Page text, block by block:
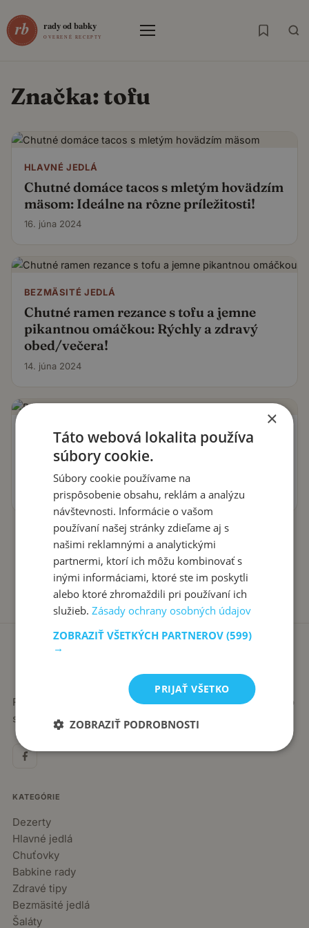
Menu
Značka:tofu
HLAVNÉ JEDLÁ
Chutné domáce tacos s mletým hovädzím
mäsom: Ideálne na rôzne príležitosti!
16. júna 2024
BEZMÄSITÉ JEDLÁ
Chutné ramen rezance s tofu a jemne
pikantnou omáčkou: Rýchly a zdravý
obed/večera!
14. júna 2024
HLAVNÉ JEDLÁ
Rýchle a chutné jarné rolky: Vychutnajte
si ázijskú kuchyňu doma za pár minút!
7. júna 2024
Recepty píše babka Stanka. Jednoduché, poctivé jedlá zo
slovenskej kuchyne, ktoré sa vždy podaria.
KATEGÓRIE
Dezerty
Hlavné jedlá
Chuťovky
Babkine rady
Zdravé tipy
Bezmäsité jedlá
Šaláty
×
Táto webová lokalita používa
súbory cookie.
Súbory cookie používame na
prispôsobenie obsahu, reklám a analýzu
návštevnosti. Informácie o vašom
používaní našej stránky zdieľame aj s
našimi reklamnými a analytickými
partnermi, ktorí ich môžu kombinovať s
inými informáciami, ktoré ste im poskytli
alebo ktoré zhromaždili pri používaní ich
služieb.Zásady ochrany osobných údajov
ZOBRAZIŤ VŠETKÝCH PARTNEROV(599)
→
PRIJAŤ VŠETKO
ZOBRAZIŤ PODROBNOSTI